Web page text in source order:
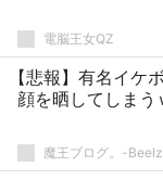
電脳王女QZ
【悲報】有名イケ
顔を晒してしまう
魔王ブログ。-